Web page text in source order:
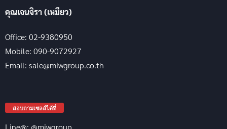
คุณเจนจิรา (เหมียว)
Office: 02-9380950
Mobile: 090-9072927
Email: sale@miwgroup.co.th
สอบถามเซลล์ได้ที่